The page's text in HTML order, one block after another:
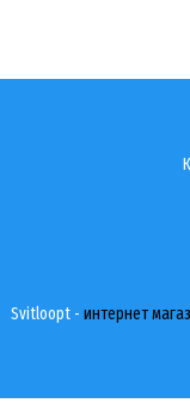
Svitloopt - интернет